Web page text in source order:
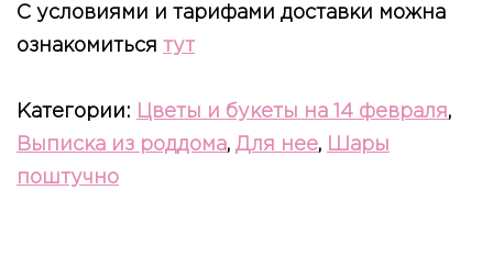
С условиями и тарифами доставки можна
ознакомиться тут
Категории: Цветы и букеты на 14 февраля,
Выписка из роддома, Для нее, Шары
поштучно